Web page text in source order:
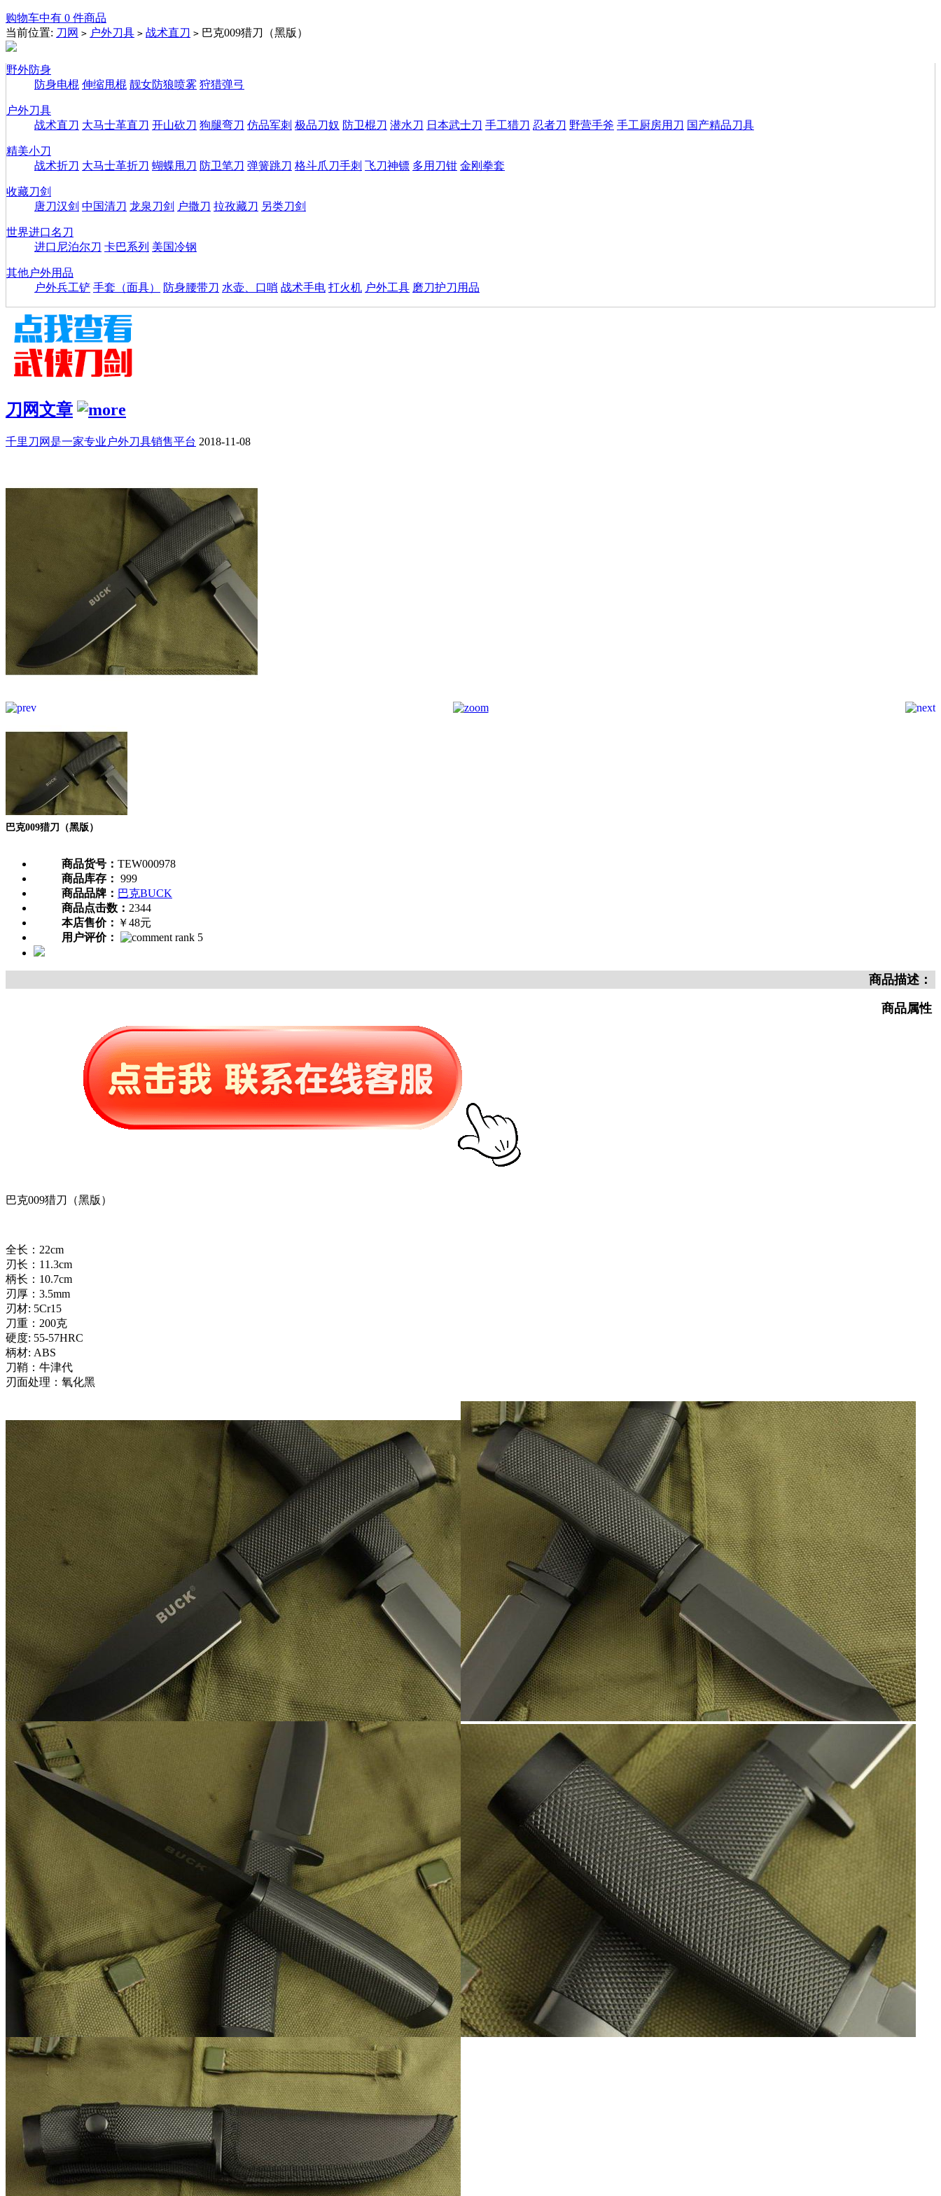
购物车中有 0 件商品
当前位置: 刀网 > 户外刀具 > 战术直刀 > 巴克009猎刀（黑版）
野外防身
防身电棍 伸缩甩棍 靓女防狼喷雾 狩猎弹弓
户外刀具
战术直刀 大马士革直刀 开山砍刀 狗腿弯刀 仿品军刺 极品刀奴 防卫棍刀 潜水刀 日本武士刀 手工猎刀 忍者刀 野营手斧 手工厨房用刀 国产精品刀具
精美小刀
战术折刀 大马士革折刀 蝴蝶甩刀 防卫笔刀 弹簧跳刀 格斗爪刀手刺 飞刀神镖 多用刀钳 金刚拳套
收藏刀剑
唐刀汉剑 中国清刀 龙泉刀剑 户撒刀 拉孜藏刀 另类刀剑
世界进口名刀
进口尼泊尔刀 卡巴系列 美国冷钢
其他户外用品
户外兵工铲 手套（面具） 防身腰带刀 水壶、口哨 战术手电 打火机 户外工具 磨刀护刀用品
刀网文章
千里刀网是一家专业户外刀具销售平台 2018-11-08
巴克009猎刀（黑版）
商品货号： TEW000978
商品库存： 999
商品品牌： 巴克BUCK
商品点击数： 2344
本店售价： ￥48元
用户评价：
商品描述：
商品属性
巴克009猎刀（黑版）
全长：22cm
刃长：11.3cm
柄长：10.7cm
刃厚：3.5mm
刃材: 5Cr15
刀重：200克
硬度: 55-57HRC
柄材: ABS
刀鞘：牛津代
刃面处理：氧化黑